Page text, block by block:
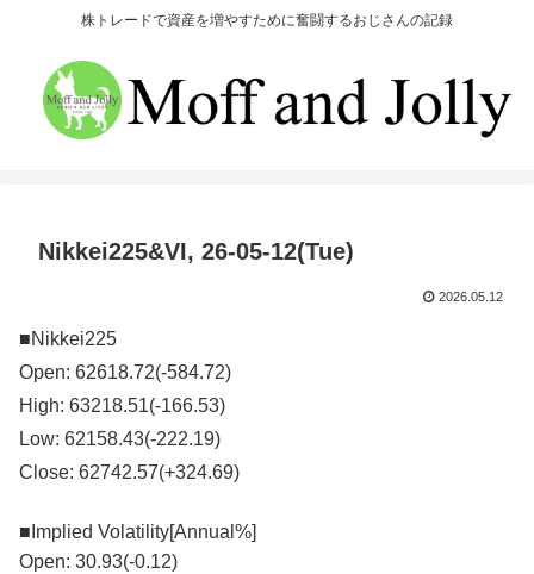
株トレードで資産を増やすために奮闘するおじさんの記録
Nikkei225&VI, 26-05-12(Tue)
2026.05.12
■Nikkei225
Open: 62618.72(-584.72)
High: 63218.51(-166.53)
Low: 62158.43(-222.19)
Close: 62742.57(+324.69)
■Implied Volatility[Annual%]
Open: 30.93(-0.12)